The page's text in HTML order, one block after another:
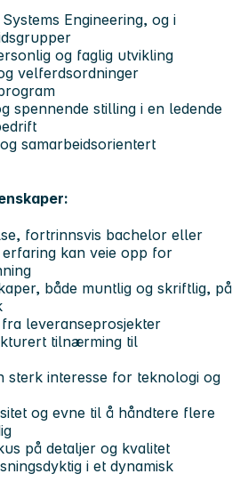
Engineering, og i
og faglig utvikling
velferdsordninger
spennende stilling i en ledende
samarbeidsorientert
fortrinnsvis bachelor eller
erfaring kan veie opp for
både muntlig og skriftlig, på
leveranseprosjekter
tilnærming til
sterk interesse for teknologi og
og evne til å håndtere flere
på detaljer og kvalitet
i et dynamisk